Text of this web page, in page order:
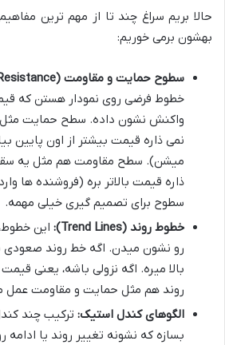
حالا بریم سراغ چند تا از مهم ترین
بهشون برمی خوریم:
سطوح حمایت و مقاومت (Support & Resistance):
خطوط فرضی روی نمودار هستن که
واکنش نشون داده. سطح حمایت
نمی ذاره قیمت بیشتر از اون پایین
میشن). سطح مقاومت هم مثل یه
ذاره قیمت بالاتر بره (فروشنده ها
سطوح برای تصمیم گیری خیلی مهمه.
خطوط روند (Trend Lines):
این
رو نشون میدن. اگه خط روند صعودی
بالا میره. اگه نزولی باشه، یعنی
روند هم مثل حمایت و مقاومت عمل
الگوهای کندل استیک: ترکیب چند
بسازه که نشونه تغییر روند یا ادامه